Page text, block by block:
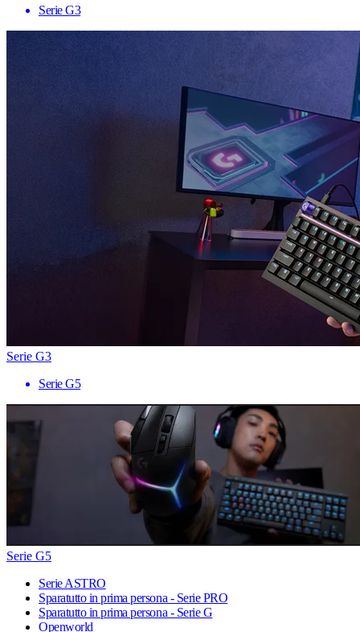
Serie G3
Serie G3
Serie G5
Serie G5
Serie ASTRO
Sparatutto in prima persona - Serie PRO
Sparatutto in prima persona - Serie G
Openworld